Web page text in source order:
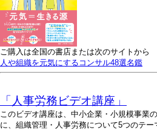
ご購入は全国の書店または次のサイトから
人や組織を元気にするコンサル48選名鑑
「人事労務ビデオ講座」
このビデオ講座は、中小企業・小規模事業
に、組織管理・人事労務について5つのテー